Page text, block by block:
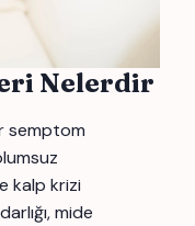
Nelerdir
semptom
kalp krizi
mide